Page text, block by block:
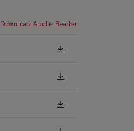
Download Adobe Reader